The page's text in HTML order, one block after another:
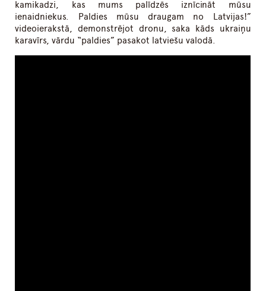
kamikadzi, kas mums palīdzēs iznīcināt mūsu
ienaidniekus. Paldies mūsu draugam no Latvijas!”
videoierakstā, demonstrējot dronu, saka kāds ukraiņu
karavīrs, vārdu “paldies” pasakot latviešu valodā.